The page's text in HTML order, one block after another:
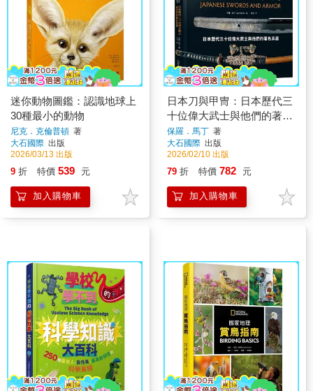
迷你動物圖鑑：認識地球上
30種最小的動物
尼克．克倫普頓 著
大石國際 出版
2026/03/13 出版
9 折 特價 539 元
加入購物車
日本刀與甲冑：日本歷代三
十位偉大武士與他們的著名
兵器
保羅．馬丁 著
大石國際 出版
2026/02/10 出版
79 折 特價 782 元
加入購物車